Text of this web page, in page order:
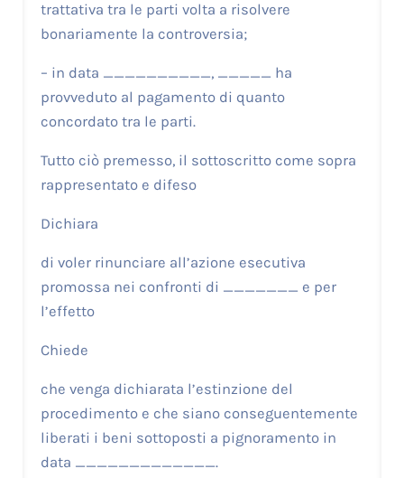
trattativa tra le parti volta a risolvere
bonariamente la controversia;
– in data __________, _____ ha
provveduto al pagamento di quanto
concordato tra le parti.
Tutto ciò premesso, il sottoscritto come sopra
rappresentato e difeso
Dichiara
di voler rinunciare all’azione esecutiva
promossa nei confronti di _______ e per
l’effetto
Chiede
che venga dichiarata l’estinzione del
procedimento e che siano conseguentemente
liberati i beni sottoposti a pignoramento in
data _____________.